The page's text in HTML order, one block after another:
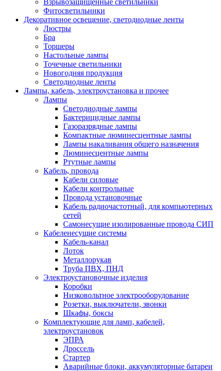
Взрывозащищенные светильники
Фитосветильники
Декоративное освещение, светодиодные ленты
Люстры
Бра
Торшеры
Настольные лампы
Точечные светильники
Новогодняя продукция
Светодиодные ленты
Лампы, кабель, электроустановка и прочее
Лампы
Светодиодные лампы
Бактерицидные лампы
Газоразрядные лампы
Компактные люминесцентные лампы
Лампы накаливания общего назначения
Люминесцентные лампы
Ртутные лампы
Кабель, провода
Кабели силовые
Кабели контрольные
Провода установочные
Кабель радиочастотный, для компьютерных
сетей
Самонесущие изолированные провода СИП
Кабеленесущие системы
Кабель-канал
Лоток
Металлорукав
Труба ПВХ, ПНД
Электроустановочные изделия
Коробки
Низковольтное электрооборудование
Розетки, выключатели, звонки
Шкафы, боксы
Комплектующие для ламп, кабелей,
электроустановок
ЭПРА
Дроссель
Стартер
Аварийные блоки, аккумуляторные батареи